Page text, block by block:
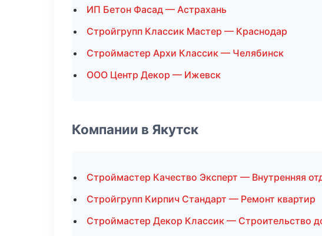
ИП Бетон Фасад — Астрахань
Стройгрупп Классик Мастер — Краснодар
Строймастер Архи Классик — Челябинск
ООО Центр Декор — Ижевск
Компании в Якутск
Строймастер Качество Эксперт — Внутренняя
Стройгрупп Кирпич Стандарт — Ремонт квартир
Строймастер Декор Классик — Строительство